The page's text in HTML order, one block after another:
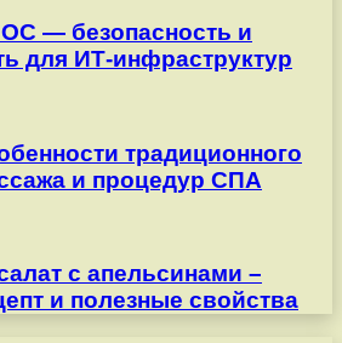
— безопасность и
для ИТ-инфраструктур
традиционного
и процедур СПА
с апельсинами –
и полезные свойства